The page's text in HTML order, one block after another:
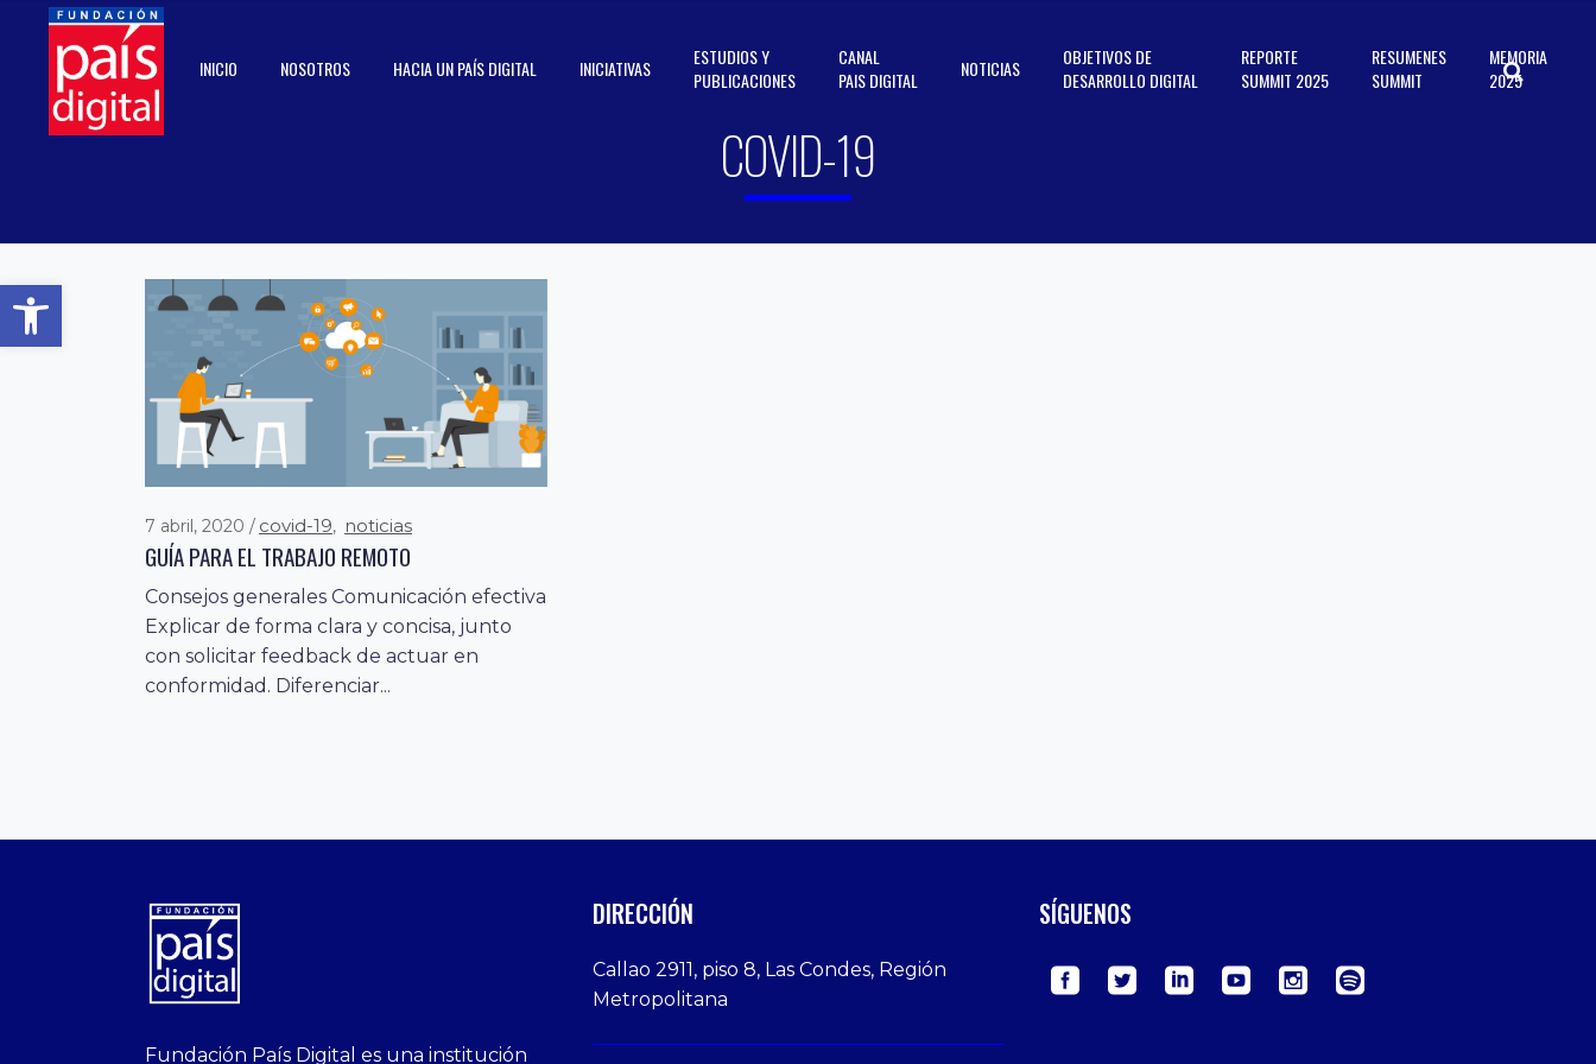
Abrir barra de herramientas
INICIO NOSOTROS HACIA UN PAÍS DIGITAL INICIATIVAS
ESTUDIOS Y
PUBLICACIONES
CANAL
PAIS DIGITAL
NOTICIAS
OBJETIVOS DE
DESARROLLO DIGITAL
REPORTE
SUMMIT 2025
RESUMENES
SUMMIT
MEMORIA
2025
COVID-19
7 abril, 2020 covid-19, noticias
GUÍA PARA EL TRABAJO REMOTO
Consejos generales Comunicación efectiva
Explicar de forma clara y concisa, junto
con solicitar feedback de actuar en
conformidad. Diferenciar...
Fundación País Digital es una institución
DIRECCIÓN
Callao 2911, piso 8, Las Condes, Región
Metropolitana
SÍGUENOS